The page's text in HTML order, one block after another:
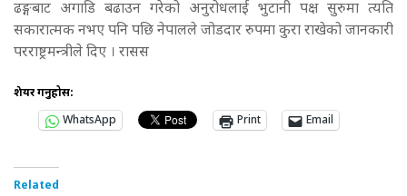
ढङ्गबाट अगाडि बढाउन गरेको अनुरोधलाई भुटानी पक्ष सुरुमा त्यति
सकारात्मक नभए पनि पछि नेपालले जोडदार रुपमा कुरा राखेको जानकारी
परराष्ट्रमन्त्रीले दिए । रासस
शेयर गर्नुहोस:
WhatsApp
Print Email
Related